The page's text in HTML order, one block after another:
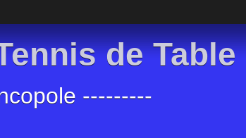
de Table
---------